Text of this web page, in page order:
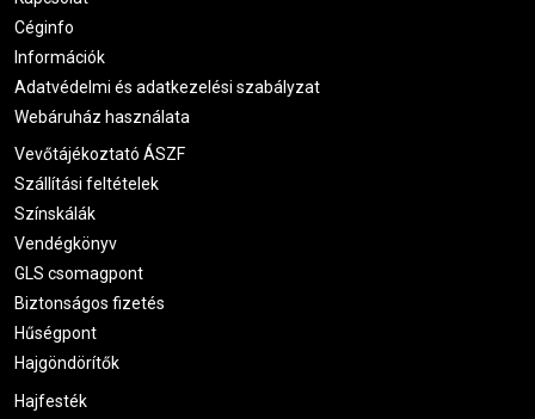
Céginfo
Információk
Adatvédelmi és adatkezelési szabályzat
Webáruház használata
Vevőtájékoztató ÁSZF
Szállítási feltételek
Színskálák
Vendégkönyv
GLS csomagpont
Biztonságos fizetés
Hűségpont
Hajgöndörítők
Hajfesték